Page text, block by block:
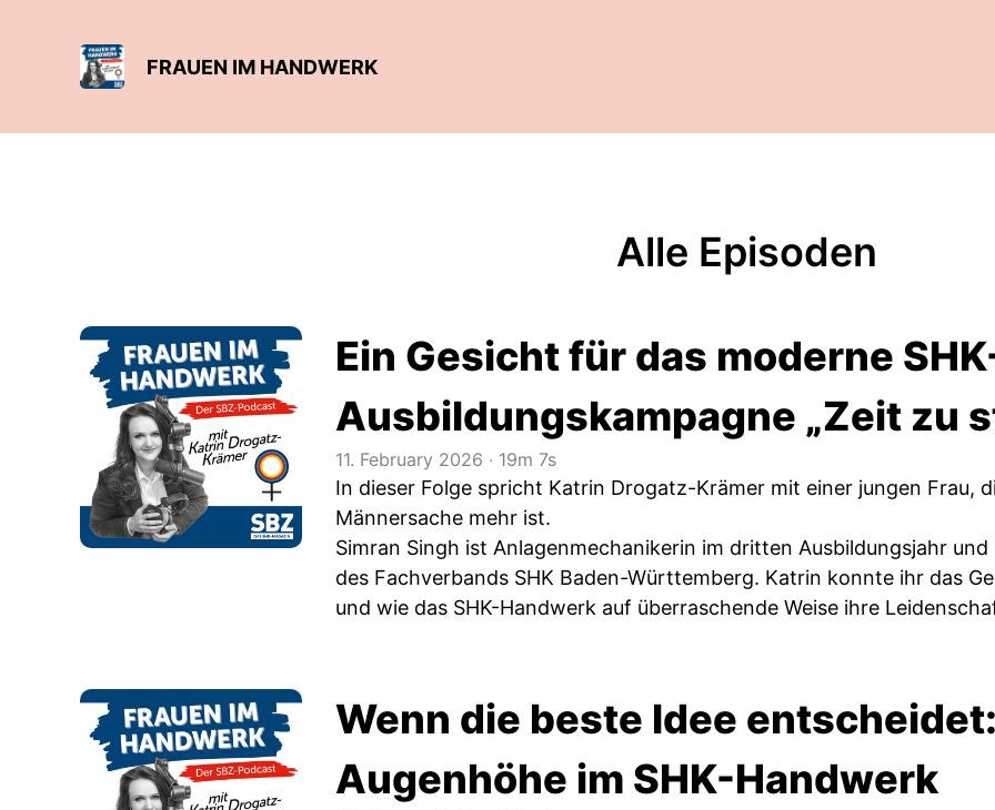
FRAUEN IM HANDWERK
Alle Episoden
Ein Gesicht für das moderne
Ausbildungskampagne „Zeit zu
11. February 2026 ‧ 19m 7s
In dieser Folge spricht Katrin Drogatz-Krämer mit einer jungen Frau,
Männersache mehr ist.
Simran Singh ist Anlagenmechanikerin im dritten Ausbildungsjahr
des Fachverbands SHK Baden-Württemberg. Katrin konnte ihr das
und wie das SHK-Handwerk auf überraschende Weise ihre
Wenn die beste Idee
Augenhöhe im SHK-Handwerk